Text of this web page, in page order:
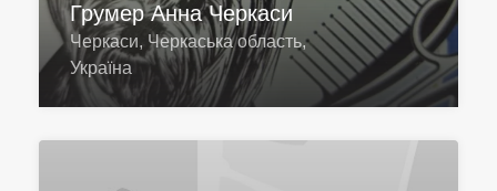
Грумер Анна Черкаси
Черкаси, Черкаська область,
Україна